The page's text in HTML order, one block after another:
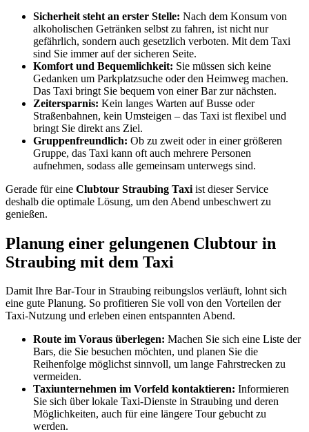
Sicherheit steht an erster Stelle: Nach dem Konsum von
alkoholischen Getränken selbst zu fahren, ist nicht nur
gefährlich, sondern auch gesetzlich verboten. Mit dem Taxi
sind Sie immer auf der sicheren Seite.
Komfort und Bequemlichkeit: Sie müssen sich keine
Gedanken um Parkplatzsuche oder den Heimweg machen.
Das Taxi bringt Sie bequem von einer Bar zur nächsten.
Zeitersparnis: Kein langes Warten auf Busse oder
Straßenbahnen, kein Umsteigen – das Taxi ist flexibel und
bringt Sie direkt ans Ziel.
Gruppenfreundlich: Ob zu zweit oder in einer größeren
Gruppe, das Taxi kann oft auch mehrere Personen
aufnehmen, sodass alle gemeinsam unterwegs sind.
Gerade für eine Clubtour Straubing Taxi ist dieser Service
deshalb die optimale Lösung, um den Abend unbeschwert zu
genießen.
Planung einer gelungenen Clubtour in
Straubing mit dem Taxi
Damit Ihre Bar-Tour in Straubing reibungslos verläuft, lohnt sich
eine gute Planung. So profitieren Sie voll von den Vorteilen der
Taxi-Nutzung und erleben einen entspannten Abend.
Route im Voraus überlegen: Machen Sie sich eine Liste der
Bars, die Sie besuchen möchten, und planen Sie die
Reihenfolge möglichst sinnvoll, um lange Fahrstrecken zu
vermeiden.
Taxiunternehmen im Vorfeld kontaktieren: Informieren
Sie sich über lokale Taxi-Dienste in Straubing und deren
Möglichkeiten, auch für eine längere Tour gebucht zu
werden.